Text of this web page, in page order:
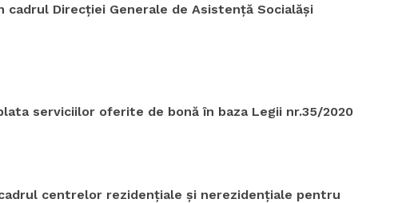
Direcției Generale de Asistență Socialăși
serviciilor oferite de bonă în baza Legii nr.35/2020
centrelor rezidenţiale şi nerezidenţiale pentru